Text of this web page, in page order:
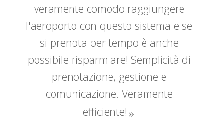
veramente comodo raggiungere
l'aeroporto con questo sistema e se
si prenota per tempo è anche
possibile risparmiare! Semplicità di
prenotazione, gestione e
comunicazione. Veramente
efficiente!